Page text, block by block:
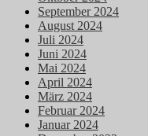
September 2024
August 2024
Juli 2024
Juni 2024
Mai 2024
April 2024
März 2024
Februar 2024
Januar 2024